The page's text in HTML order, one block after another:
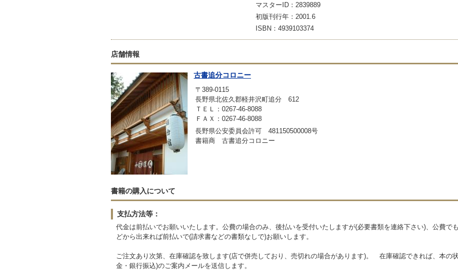
マスターID：2839889
初版刊行年：2001.6
ISBN：4939103374
店舗情報
古書追分コロニー
〒389-0115
長野県北佐久郡軽井沢町追分 612
ＴＥＬ：0267-46-8088
ＦＡＸ：0267-46-8088
長野県公安委員会許可 481150500008号
書籍商 古書追分コロニー
書籍の購入について
支払方法等：
代金は前払いでお願いいたします。公費の場合のみ、後払いを受付いたしますが(必要書類を連絡下さい)、公費で
どから出来れば前払いで(請求書などの書類なしで)お願いします。
ご注文あり次第、在庫確認を致します(店で併売しており、売切れの場合があります)。 在庫確認できれば、本の
金・銀行振込)のご案内メールを送信します。